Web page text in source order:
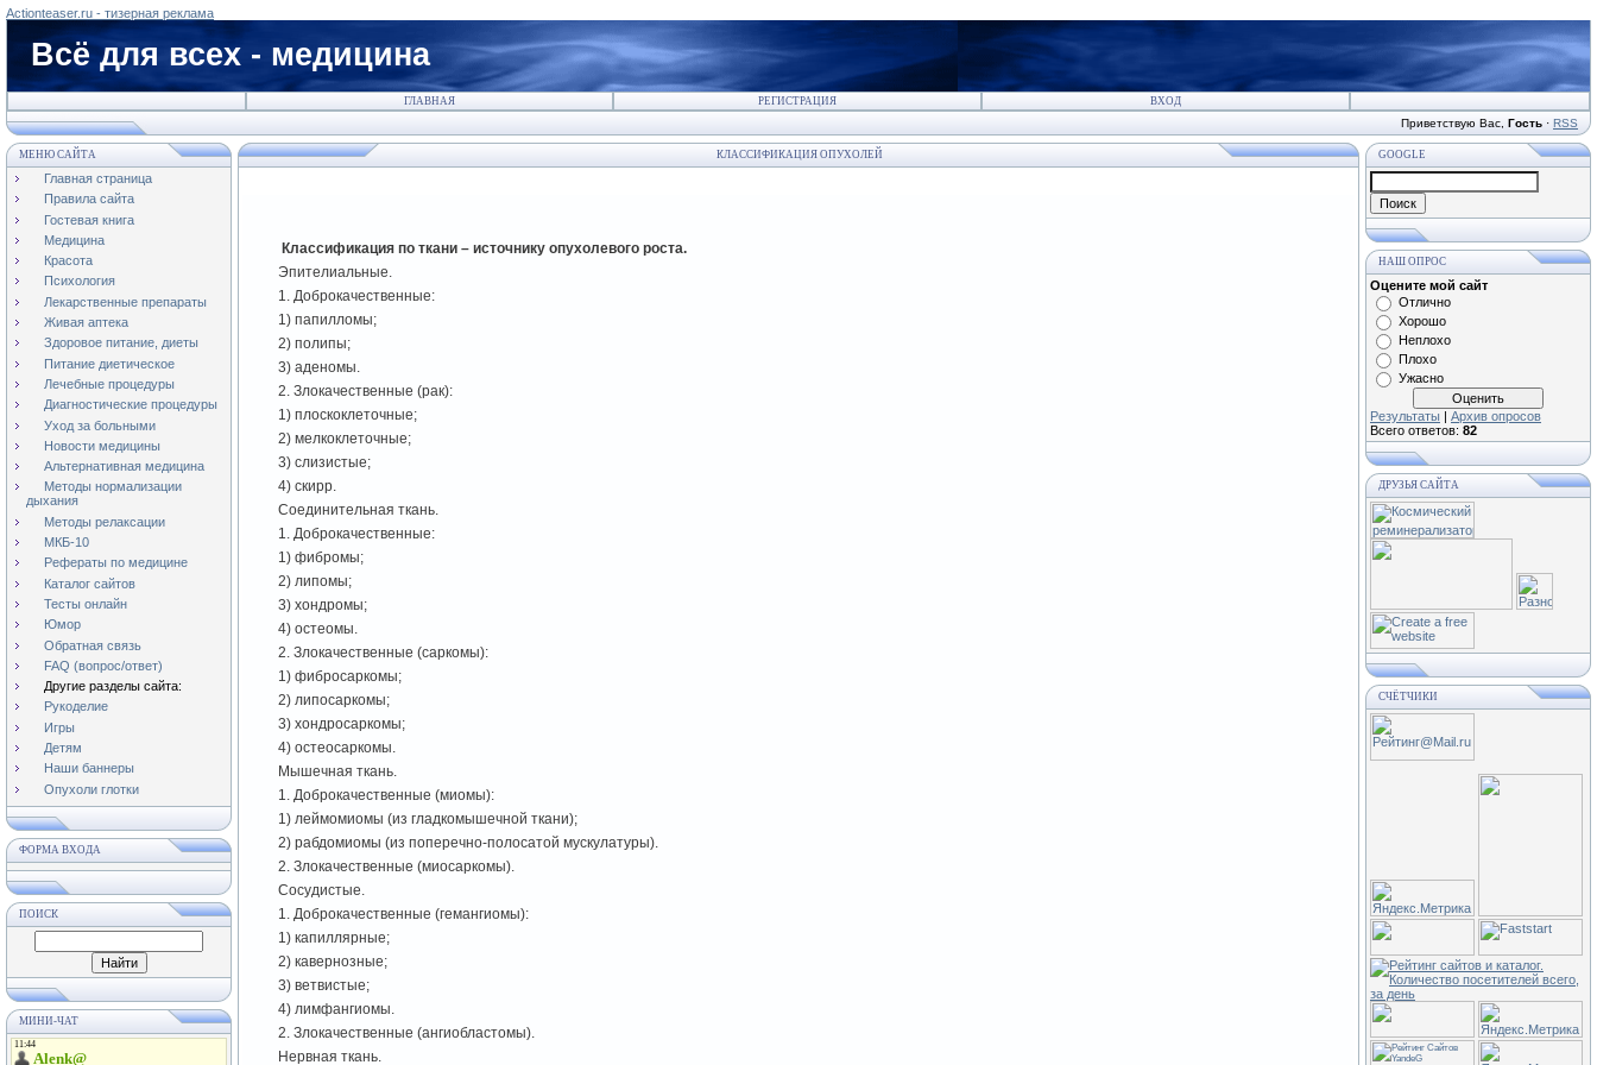
Actionteaser.ru - тизерная реклама
Всё для всех - медицина
ГЛАВНАЯ РЕГИСТРАЦИЯ ВХОД
Приветствую Вас Гость · RSS
МЕНЮ САЙТА
Главная страница
Правила сайта
Гостевая книга
Медицина
Красота
Психология
Лекарственные препараты
Живая аптека
Здоровое питание, диеты
Питание диетическое
Лечебные процедуры
Диагностические процедуры
Уход за больными
Новости медицины
Альтернативная медицина
Методы нормализации
дыхания
Методы релаксации
МКБ-10
Рефераты по медицине
Каталог сайтов
Тесты онлайн
Юмор
Обратная связь
FAQ (вопрос/ответ)
Другие разделы сайта:
Рукоделие
Игры
Детям
Наши баннеры
Опухоли глотки
ФОРМА ВХОДА
ПОИСК
МИНИ-ЧАТ
КЛАССИФИКАЦИЯ ОПУХОЛЕЙ
Классификация по ткани – источнику опухолевого роста.
Эпителиальные.
1. Доброкачественные:
1) папилломы;
2) полипы;
3) аденомы.
2. Злокачественные (рак):
1) плоскоклеточные;
2) мелкоклеточные;
3) слизистые;
4) скирр.
Соединительная ткань.
1. Доброкачественные:
1) фибромы;
2) липомы;
3) хондромы;
4) остеомы.
2. Злокачественные (саркомы):
1) фибросаркомы;
2) липосаркомы;
3) хондросаркомы;
4) остеосаркомы.
Мышечная ткань.
1. Доброкачественные (миомы):
1) леймомиомы (из гладкомышечной ткани);
2) рабдомиомы (из поперечно-полосатой мускулатуры).
2. Злокачественные (миосаркомы).
Сосудистые.
1. Доброкачественные (гемангиомы):
1) капиллярные;
2) кавернозные;
3) ветвистые;
4) лимфангиомы.
2. Злокачественные (ангиобластомы).
Нервная ткань.
GOOGLE
НАШ ОПРОС
Оцените мой сайт
Отлично
Хорошо
Неплохо
Плохо
Ужасно
Результаты | Архив опросов
Всего ответов: 82
ДРУЗЬЯ САЙТА
СЧЁТЧИКИ